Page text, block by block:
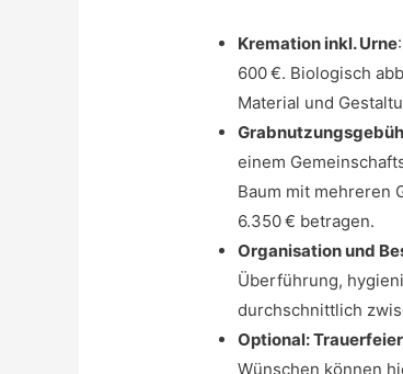
Kremation inkl. Urne
600 €. Biologisch
Material und
einem
Baum mit mehreren
6.350 € betragen.
Organisation und
Überführung,
durchschnittlich
Optional:
Wünschen können